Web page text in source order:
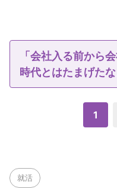
「会社入る前から
時代とはたまげたな
1
就活